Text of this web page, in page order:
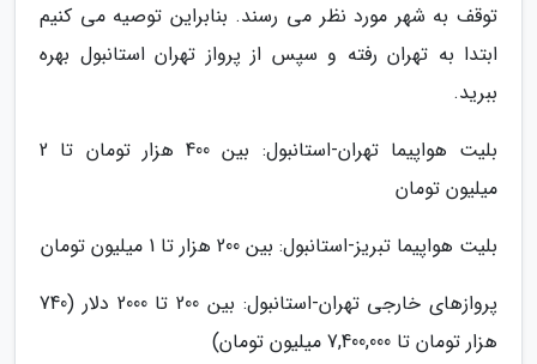
توقف به شهر مورد نظر می رسند. بنابراین توصیه می کنیم
ابتدا به تهران رفته و سپس از پرواز تهران استانبول بهره
ببرید.
بلیت هواپیما تهران-استانبول: بین 400 هزار تومان تا 2
میلیون تومان
بلیت هواپیما تبریز-استانبول: بین 200 هزار تا 1 میلیون تومان
پروازهای خارجی تهران-استانبول: بین 200 تا 2000 دلار (740
هزار تومان تا 7,400,000 میلیون تومان)